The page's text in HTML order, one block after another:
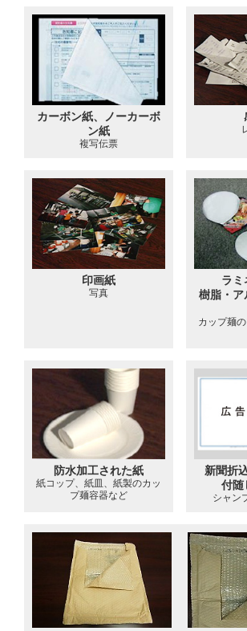
カーボン紙、ノーカーボ
ン紙
複写伝票
印画紙
写真
ラミ
樹脂・ア
カップ麺
防水加工された紙
紙コップ、紙皿、紙製のカッ
プ麺容器など
新聞折
付随
シャン